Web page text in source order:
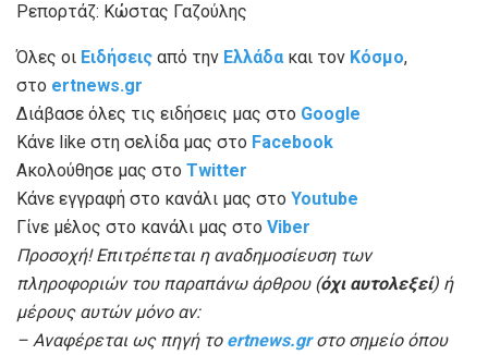
Ρεπορτάζ: Κώστας Γαζούλης
Όλες οι Ειδήσεις από την Ελλάδακαι τον Κόσμο,
στο ertnews.gr
Διάβασε όλες τις ειδήσεις μας στο Google
Κάνε like στη σελίδα μας στο Facebook
Ακολούθησε μας στο Twitter
Κάνε εγγραφή στο κανάλι μας στο Youtube
Γίνε μέλος στο κανάλι μας στο Viber
Προσοχή! Επιτρέπεται η αναδημοσίευση των
πληροφοριών του παραπάνω άρθρου (όχι αυτολεξεί) ή
μέρους αυτών μόνο αν:
– Αναφέρεται ως πηγή το ertnews.gr στο σημείο όπου